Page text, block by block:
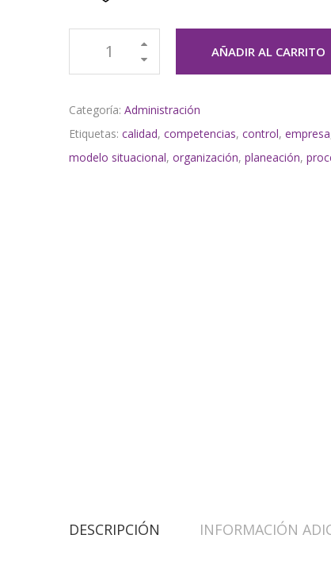
AÑADIR AL CARRITO
Categoría: Administración
Etiquetas: calidad, competencias, control, empresa
modelo situacional, organización, planeación,
DESCRIPCIÓN INFORMACIÓN